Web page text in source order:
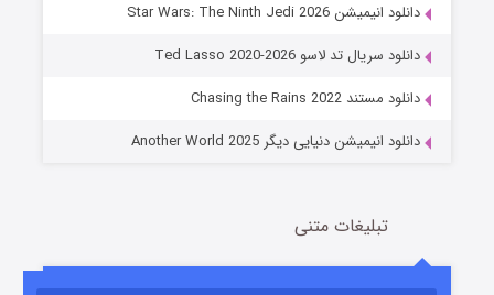
قسمت14 (زیرنویس) منتشر شد
دانلود انیمیشن Star Wars: The Ninth Jedi 2026
دانلود سریال تد لاسو Ted Lasso 2020-2026
دانلود مستند Chasing the Rains 2022
دانلود انیمیشن دنیایی دیگر Another World 2025
تبلیغات متنی